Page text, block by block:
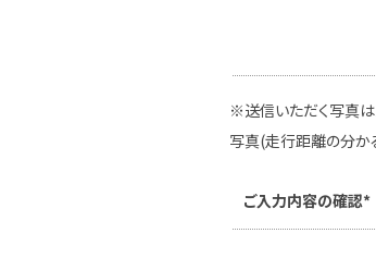
※送信いただく写真は
写真(走行距離の分
ご入力内容の確認*